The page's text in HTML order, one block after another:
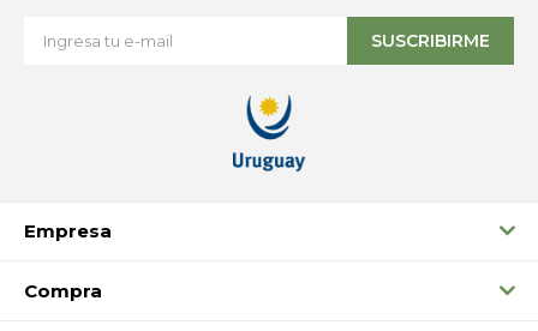
Empresa
Compra
SUSCRIBIRME